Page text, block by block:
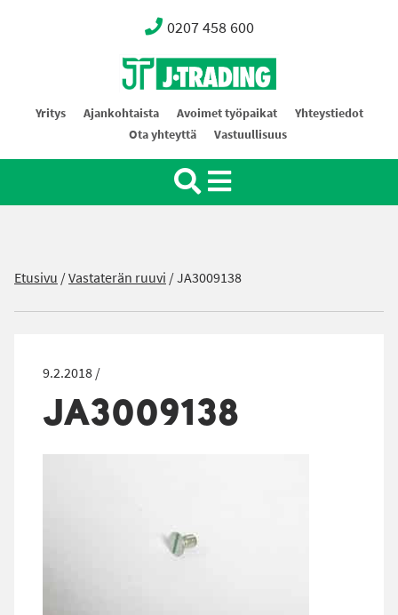
0207 458 600
Oy J-Trading Ab
Yritys Ajankohtaista Avoimet työpaikat
Yhteystiedot
Ota yhteyttä
Vastuullisuus
Etusivu /Vastaterän ruuvi /JA3009138
9.2.2018 /
JA3009138